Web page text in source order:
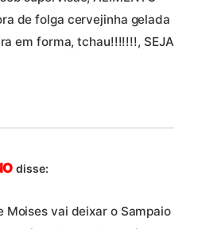
de folga cervejinha gelada
em forma, tchau!!!!!!!, SEJA
disse:
Moises vai deixar o Sampaio